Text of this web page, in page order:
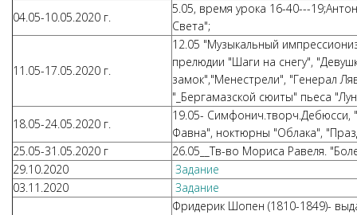
04.05-10.05.2020 г.
5.05, время урока 16-40---
Света";
11.05-17.05.2020 г.
12.05 "Музыкальный
прелюдии "Шаги на снегу",
замок","Менестрели", "Генерал
"_Бергамазской сюиты" пьеса
18.05-24.05.2020 г.
19.05- Симфонич.творч.Дебюсси,
Фавна", ноктюрны "Облака",
25.05-31.05.2020 г
26.05__Тв-во Мориса Равеля.
29.10.2020
Задание
03.11.2020
Задание
Фридерик Шопен (1810-1849)-